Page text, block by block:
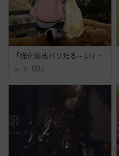
「強化惨敗バリだる～い」「・・・」
0 0